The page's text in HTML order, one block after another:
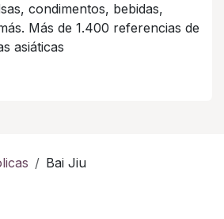
condimentos, bebidas,
Más de 1.400 referencias de
asiáticas
Bai Jiu